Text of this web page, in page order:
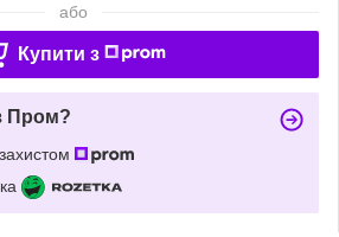
або
Купити з
Пром?